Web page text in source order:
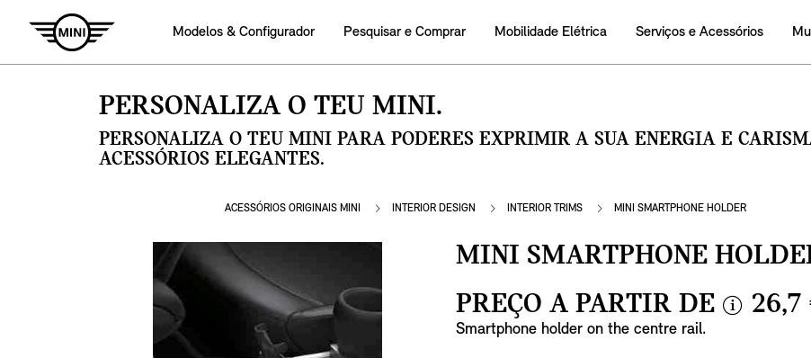
Modelos & Configurador Pesquisar e Comprar Mobilidade Elétrica Serviços e Acessórios
PERSONALIZA O TEU MINI.
PERSONALIZA O TEU MINI PARA PODERES EXPRIMIR A SUA ENERGIA E
ACESSÓRIOS ELEGANTES.
ACESSÓRIOS ORIGINAIS MINI INTERIOR DESIGN INTERIOR TRIMS MINI SMARTPHONE HOLDER
MINI SMARTPHONE
PREÇO A PARTIR DE
26,7
Smartphone holder on the centre rail.